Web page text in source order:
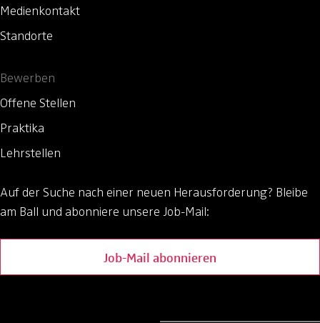
Medienkontakt
Standorte
Bewerben
Offene Stellen
Praktika
Lehrstellen
Auf der Suche nach einer neuen Herausforderung? Bleibe
am Ball und abonniere unsere Job-Mail:
Job-Mail abonnieren